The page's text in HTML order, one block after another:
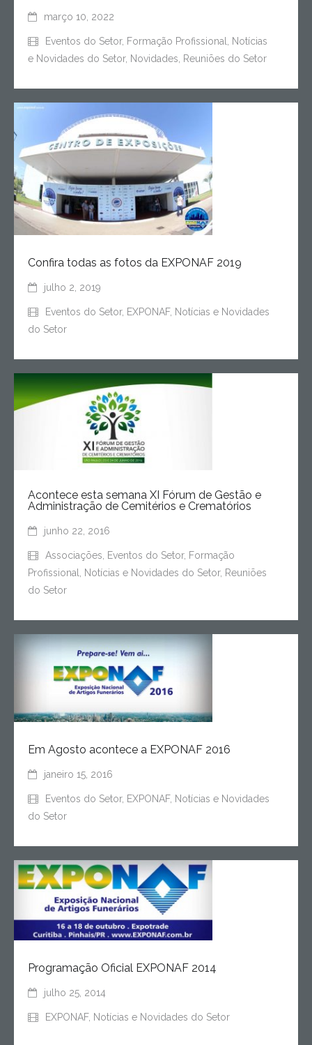
março 10, 2022
Eventos do Setor, Formação Profissional
Notícias
e Novidades do Setor, Novidades Reuniões do Setor
Confira todas as fotos da EXPONAF 2019
julho 2, 2019
Eventos do Setor, EXPONAF, Notícias e Novidades
do Setor
Acontece esta semana XI Fórum de Gestão e
Administração de Cemitérios e Crematórios
junho 22, 2016
Associações, Eventos do Setor, Formação
Profissional, Notícias e Novidades do Setor, Reuniões
do Setor
Em Agosto acontece a EXPONAF 2016
janeiro 15, 2016
Eventos do Setor, EXPONAF, Notícias e Novidades
do Setor
Programação Oficial EXPONAF 2014
julho 25, 2014
EXPONAF, Notícias e Novidades do Setor